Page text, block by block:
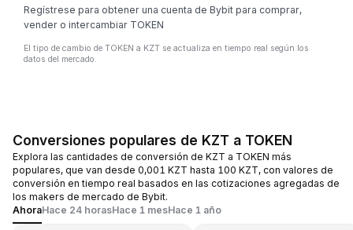
Regístrese para obtener una cuenta de Bybit para comprar,
vender o intercambiar TOKEN
El tipo de cambio de TOKEN a KZT se actualiza en tiempo real según los
datos del mercado.
Conversiones populares de KZT a TOKEN
Explora las cantidades de conversión de KZT a TOKEN más
populares, que van desde 0,001 KZT hasta 100 KZT, con valores de
conversión en tiempo real basados en las cotizaciones agregadas de
los makers de mercado de Bybit.
AhoraHace 24 horasHace 1 mesHace 1 año